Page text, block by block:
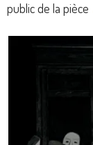
public de la pièce